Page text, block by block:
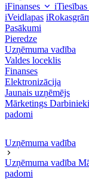
iFinanses iTiesības
iVeidlapas
Pasākumi
Pieredze
Uzņēmuma vadība
Valdes loceklis
Finanses
Elektronizācija
Jaunais uzņēmējs
Mārketings Darbinieki
padomi
Uzņēmuma vadība
Uzņēmuma vadība
padomi